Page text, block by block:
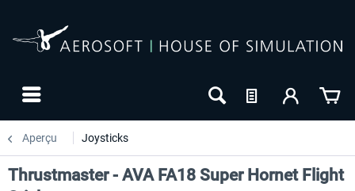
Aperçu Joysticks
Thrustmaster - AVA FA18 Super Hornet Flight